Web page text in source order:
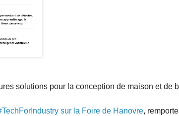
solutions pour la conception de maison et de
sur la Foire de Hanovre, remporte